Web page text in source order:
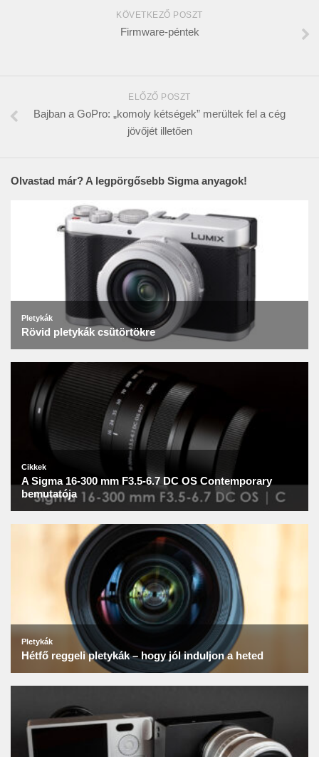
KÖVETKEZŐ POSZT
Firmware-péntek
ELŐZŐ POSZT
Bajban a GoPro: „komoly kétségek” merültek fel a cég
jövőjét illetően
Olvastad már? A legpörgősebb Sigma anyagok!